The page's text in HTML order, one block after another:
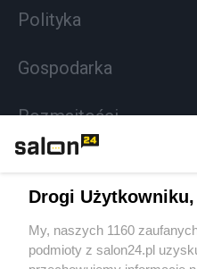
Polityka
Gospodarka
Rozmaitości
Sport
Społeczeństwo
Drogi Użytkowniku,
My, naszych 1160
podmioty z salon24.pl